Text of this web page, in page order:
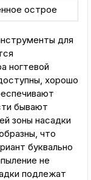
острое
для
ногтевой
хорошо
бывают
зоны насадки
что
буквально
не
подлежат